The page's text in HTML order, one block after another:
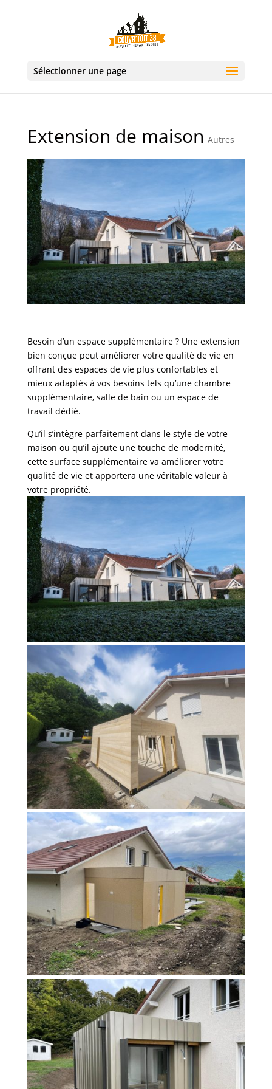
Sélectionner une page
Extension de maison Autres
Besoin d’un espace supplémentaire ? Une extension
bien conçue peut améliorer votre qualité de vie en
offrant des espaces de vie plus confortables et
mieux adaptés à vos besoins tels qu’une chambre
supplémentaire, salle de bain ou un espace de
travail dédié.
Qu’il s’intègre parfaitement dans le style de votre
maison ou qu’il ajoute une touche de modernité,
cette surface supplémentaire va améliorer votre
qualité de vie et apportera une véritable valeur à
votre propriété.